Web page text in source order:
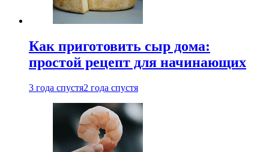
Как приготовить сыр дома:
простой рецепт для начинающих
3 года спустя2 года спустя